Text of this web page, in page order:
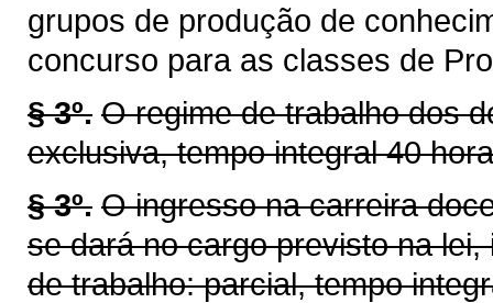
grupos de produção de
concurso para as classes de
§ 3º. O regime de trabalho dos
exclusiva, tempo integral 40
§ 3º. O ingresso na carreira
se dará no cargo previsto na
de trabalho: parcial, tempo